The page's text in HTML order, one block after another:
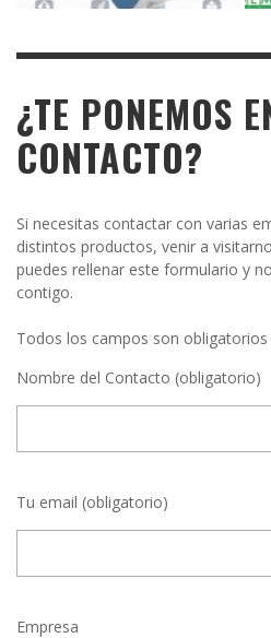
¿TE PONEMOS
CONTACTO?
Si necesitas contactar con varias
distintos productos, venir a
puedes rellenar este formulario y
contigo.
Todos los campos son obligatorios
Nombre del Contacto (obligatorio)
Tu email (obligatorio)
Empresa